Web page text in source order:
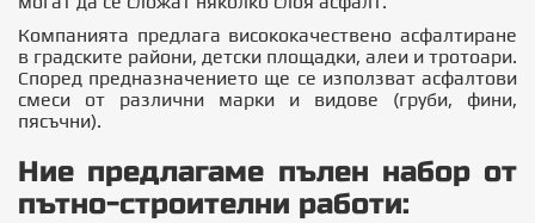
Компанията предлага висококачествено асфалтиране
в градските райони, детски площадки, алеи и тротоари.
Според предназначението ще се използват асфалтови
смеси от различни марки и видове (груби, фини,
пясъчни).
Ние предлагаме пълен набор от
пътно-строителни работи: